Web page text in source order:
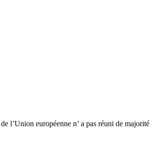
l’Union européenne n’ a pas réuni de majorité